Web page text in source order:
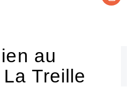
Les activités
au
Treille